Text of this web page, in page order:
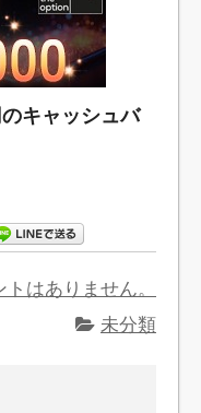
キャッシュバ
トはありません。
未分類